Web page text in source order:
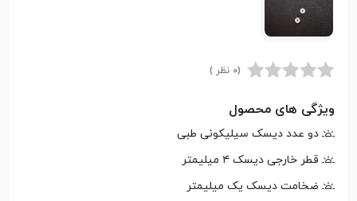
(0 نظر )
ویژگی های محصول
دو عدد دیسک سیلیکونی طبی
قطر خارجی دیسک ۴ میلیمتر
ضخامت دیسک یک میلیمتر